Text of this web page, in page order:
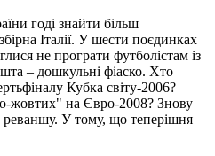
годі знайти більш
Італії. У шести поєдинках
не програти футболістам із
– дошкульні фіаско. Хто
Кубка світу-2006?
жовтих" на Євро-2008? Знову
реваншу. У тому, що теперішня